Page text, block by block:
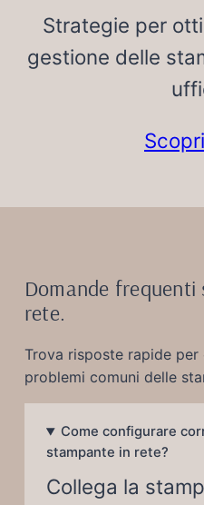
Strategie per
gestione delle
Domande
rete.
Trova risposte rapide
problemi comuni delle
Come configurare
stampante in rete?
Collega la